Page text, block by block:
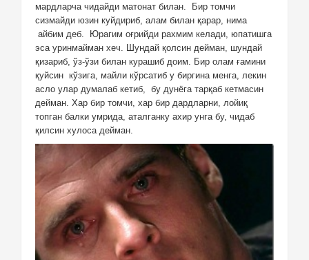
мардларча чидайди матонат билан.
Бир томчи
сизмайди юзин куйдириб, алам билан қарар, нима
айбим деб.
Юрагим оғрийди рахмим келади, юпатишга
эса уринмайман хеч. Шундай қолсин дейман, шундай
қизариб, ўз-ўзи билан курашиб доим. Бир олам ғамини
қуйсин кўзига, майли кўрсатиб у биргина менга, лекин
асло улар думалаб кетиб,
бу дунёга тарқаб кетмасин
дейман. Хар бир томчи, хар бир дардларни, лойиқ
топган балки умрида, аталганку ахир унга бу, чидаб
қилсин хулоса дейман.